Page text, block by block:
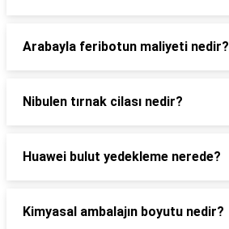
Arabayla feribotun maliyeti nedir?
Nibulen tırnak cilası nedir?
Huawei bulut yedekleme nerede?
Kimyasal ambalajın boyutu nedir?